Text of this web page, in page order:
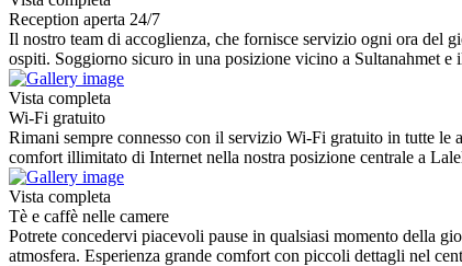
Reception aperta 24/7
Il nostro team di accoglienza, che fornisce servizio ogni ora del
ospiti. Soggiorno sicuro in una posizione vicino a Sultanahmet e
Vista completa
Wi-Fi gratuito
Rimani sempre connesso con il servizio Wi-Fi gratuito in tutte
comfort illimitato di Internet nella nostra posizione centrale a
Vista completa
Tè e caffè nelle camere
Potrete concedervi piacevoli pause in qualsiasi momento della
atmosfera. Esperienza grande comfort con piccoli dettagli nel